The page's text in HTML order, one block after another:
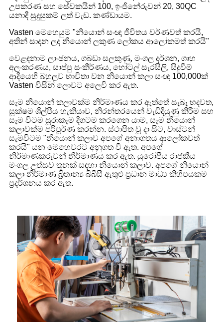
උපකරණ සහ සේවකයින් 100, ඉංජිනේරුවන් 20, 30QC
යනාදී සුදුසුකම් ලත් වැඩ. කණ්ඩායම.
Vasten මෙහෙයුම "නියොන් සංඥා ජීවිතය වර්ණවත් කරයි,
අතින් සාදන ලද නියොන් ලකුණ ලෝකය ආලෝකමත් කරයි"
වෙළඳනාම ලාංඡනය, ගබඩා සලකුණු, මංගල දර්ශන, ගෘහ
අලංකරණය, සාප්පු සංකීර්ණය, හෝටල් සැරසිලි, සිදුවීම්
ආදියෙහි බහුලව භාවිතා වන නියොන් කලා සංඥා 100,000ක්
Vasten විසින් ලොවට අලෙවි කර ඇත.
සෑම නියොන් කලාවක්ම නිර්මාණය කර ඇත්තේ සැබෑ හදවත,
සූක්ෂම ශිල්පීය හැකියාව, නිරන්තරයෙන් වැඩිදියුණු කිරීම සහ
සෑම විටම සූරාකෑම දිගටම කරගෙන යාම, සෑම නියොන්
කලාවක්ම පරිපූර්ණ කරන්න. ස්ථාපිත වූ දා සිට, වාස්ටන්
සැමවිටම "නියොන් කලාව අපගේ අනාගතය ආලෝකවත්
කරයි" යන මෙහෙවරට අනුගත වී ඇත. අපගේ
නිර්මාණකරුවන් නිර්මාණය කර ඇත. යුරෝපීය රාජකීය
මංගල උත්සව තුනක් සඳහා නියොන් කලාව. අපගේ නියොන්
කලා නිර්මාණ බ්‍රිතාන්‍ය බීබීසී ඇතුළු ප්‍රධාන මාධ්‍ය කිහිපයකම
ප්‍රදර්ශනය කර ඇත.